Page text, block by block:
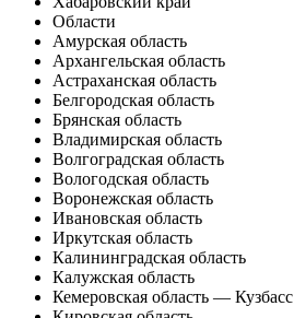
Области
Амурская область
Архангельская область
Астраханская область
Белгородская область
Брянская область
Владимирская область
Волгоградская область
Вологодская область
Воронежская область
Ивановская область
Иркутская область
Калининградская область
Калужская область
Кемеровская область — Кузбасс